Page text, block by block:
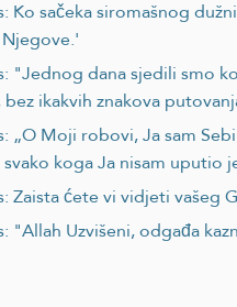
Ko sačeka siromašnog
"Jednog dana sjedili smo
bez ikakvih znakova
„O Moji robovi, Ja sam
koga Ja nisam uputio
Zaista ćete vi vidjeti vašeg
"Allah Uzvišeni, odgađa